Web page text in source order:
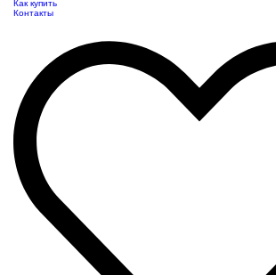
Как купить
Контакты